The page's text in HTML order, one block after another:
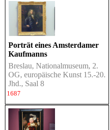
Porträt eines Amsterdamer
Kaufmanns
Breslau, Nationalmuseum, 2.
OG, europäische Kunst 15.-20.
Jhd., Saal 8
1687